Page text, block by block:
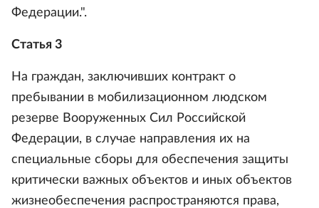
Федерации.".
Статья 3
На граждан, заключивших контракт о
пребывании в мобилизационном людском
резерве Вооруженных Сил Российской
Федерации, в случае направления их на
специальные сборы для обеспечения защиты
критически важных объектов и иных объектов
жизнеобеспечения распространяются права,